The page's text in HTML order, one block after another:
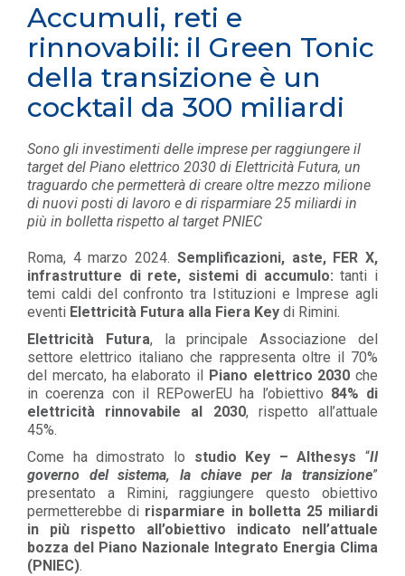
Accumuli, reti e
rinnovabili: il Green Tonic
della transizione è un
cocktail da 300 miliardi
Sono gli investimenti delle imprese per raggiungere il
target del Piano elettrico 2030 di Elettricità Futura, un
traguardo che permetterà di creare oltre mezzo milione
di nuovi posti di lavoro e di risparmiare 25 miliardi in
più in bolletta rispetto al target PNIEC
Roma, 4 marzo 2024. Semplificazioni, aste, FER X,
infrastrutture di rete, sistemi di accumulo:tanti i
temi caldi del confronto tra Istituzioni e Imprese agli
eventi Elettricità Futura alla Fiera Key di Rimini.
Elettricità Futura, la principale Associazione del
settore elettrico italiano che rappresenta oltre il 70%
del mercato, ha elaborato il
Piano elettrico 2030 che
in coerenza con il REPowerEU ha l’obiettivo 84% di
elettricità rinnovabile al 2030, rispetto all’attuale
45%.
Come ha dimostrato lo studio Key – Althesys “Il
governo del sistema, la chiave per la transizione”
presentato a Rimini, raggiungere questo obiettivo
permetterebbe di risparmiare in bolletta 25 miliardi
in più rispetto all’obiettivo indicato nell’attuale
bozza del Piano Nazionale Integrato Energia Clima
(PNIEC).